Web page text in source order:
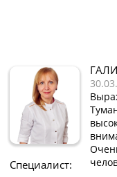
Специалист: